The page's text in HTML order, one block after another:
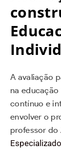
A avaliação
na
contínuo e
envolver o
professor do
Especializado